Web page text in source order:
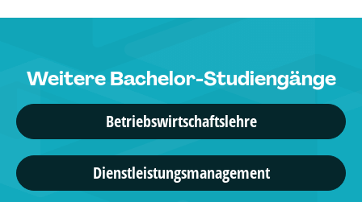
Weitere Bachelor-Studiengänge
Betriebswirtschaftslehre
Dienstleistungsmanagement